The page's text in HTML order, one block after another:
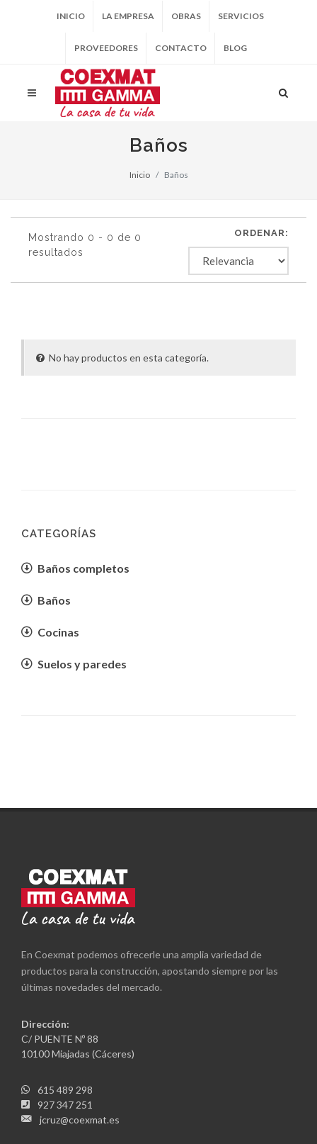
INICIO LA EMPRESA OBRAS SERVICIOS
PROVEEDORES CONTACTO BLOG
Baños
Inicio Baños
Mostrando 0 - 0 de 0
resultados
ORDENAR:
No hay productos en esta categoría.
CATEGORÍAS
Baños completos
Baños
Cocinas
Suelos y paredes
En Coexmat podemos ofrecerle una amplia variedad de
productos para la construcción, apostando siempre por las
últimas novedades del mercado.
Dirección:
C/ PUENTE Nº 88
10100 Miajadas (Cáceres)
615 489 298
927 347 251
jcruz@coexmat.es